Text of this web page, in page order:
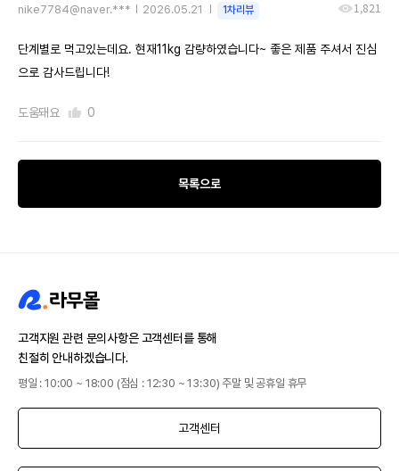
nike7784@naver.*** 2026.05.21 1차리뷰 1,821
단계별로 먹고있는데요. 현재11kg 감량하였습니다~ 좋은 제품 주셔서 진심
으로 감사드립니다!
도움돼요 0
목록으로
고객지원 관련 문의사항은 고객센터를 통해
친절히 안내하겠습니다.
평일 : 10:00 ~ 18:00 (점심 : 12:30 ~ 13:30) 주말 및 공휴일 휴무
고객센터